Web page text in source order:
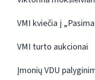
VMI kviečia į
VMI turto aukcionai
Įmonių VDU